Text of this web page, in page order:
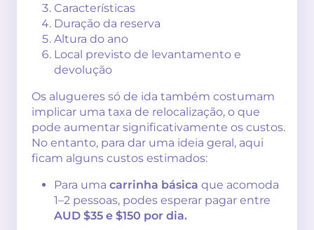
Características
Duração da reserva
Altura do ano
Local previsto de levantamento e
devolução
Os alugueres só de ida também costumam
implicar uma taxa de relocalização, o que
pode aumentar significativamente os custos.
No entanto, para dar uma ideia geral, aqui
ficam alguns custos estimados:
Para uma carrinha básica que acomoda
1–2 pessoas, podes esperar pagar entre
AUD $35 e $150 por dia.